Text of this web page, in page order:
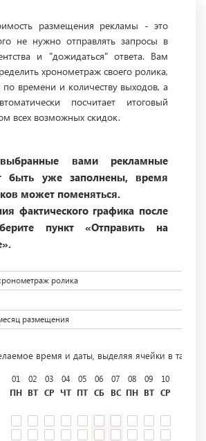
размещения рекламы - это
не нужно отправлять запросы в
и "дожидаться" ответа. Вам
хронометраж своего ролика,
по времени и количеству выходов, а
посчитает итоговый
всех возможных скидок.
вами рекламные
быть уже заполнены, время
может поменяться.
фактического графика после
пункт «Отправить на
ролика
размещения
время и даты, выделяя ячейки в
01
ПН
02
ВТ
03
СР
04
ЧТ
05
ПТ
06
СБ
07
ВС
08
ПН
09
ВТ
10
СР